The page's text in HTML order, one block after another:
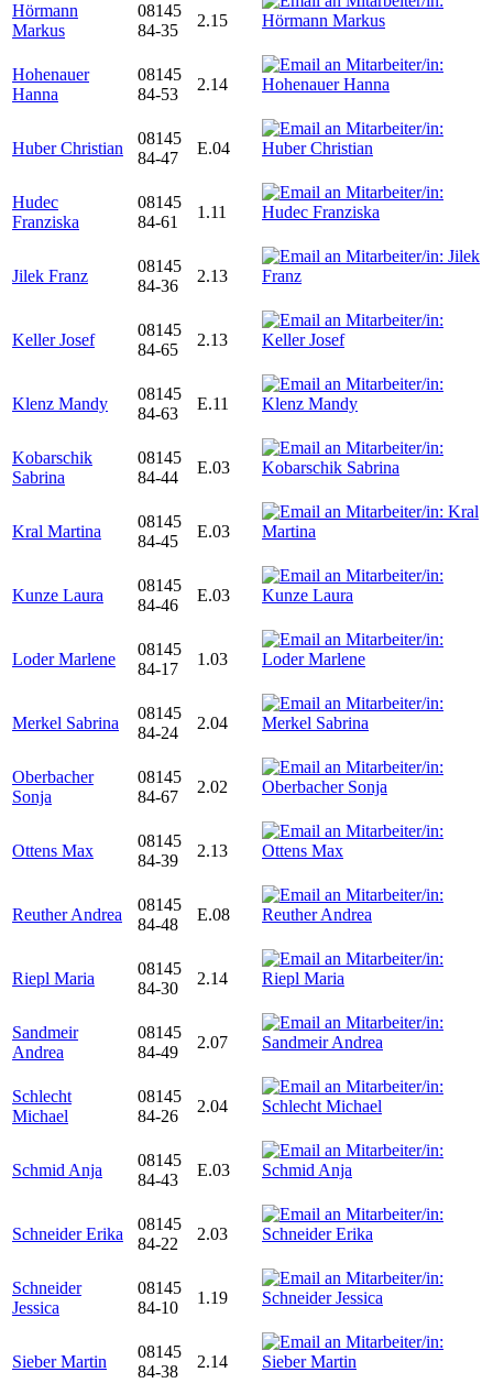
Hörmann
Markus
08145
84-35
2.15
Hohenauer
Hanna
08145
84-53
2.14
Huber Christian
08145
84-47
E.04
Hudec
Franziska
08145
84-61
1.11
Jilek Franz
08145
84-36
2.13
Keller Josef
08145
84-65
2.13
Klenz Mandy
08145
84-63
E.11
Kobarschik
Sabrina
08145
84-44
E.03
Kral Martina
08145
84-45
E.03
Kunze Laura
08145
84-46
E.03
Loder Marlene
08145
84-17
1.03
Merkel Sabrina
08145
84-24
2.04
Oberbacher
Sonja
08145
84-67
2.02
Ottens Max
08145
84-39
2.13
Reuther Andrea
08145
84-48
E.08
Riepl Maria
08145
84-30
2.14
Sandmeir
Andrea
08145
84-49
2.07
Schlecht
Michael
08145
84-26
2.04
Schmid Anja
08145
84-43
E.03
Schneider Erika
08145
84-22
2.03
Schneider
Jessica
08145
84-10
1.19
Sieber Martin
08145
84-38
2.14